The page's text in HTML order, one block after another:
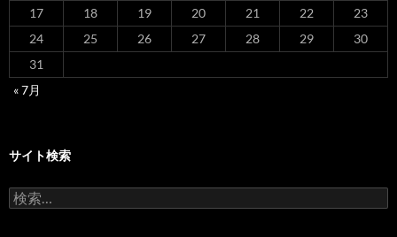
17
18 19 20 21 22
23
24
25 26 27 28 29
30
31
« 7月
サイト検索
検
索: